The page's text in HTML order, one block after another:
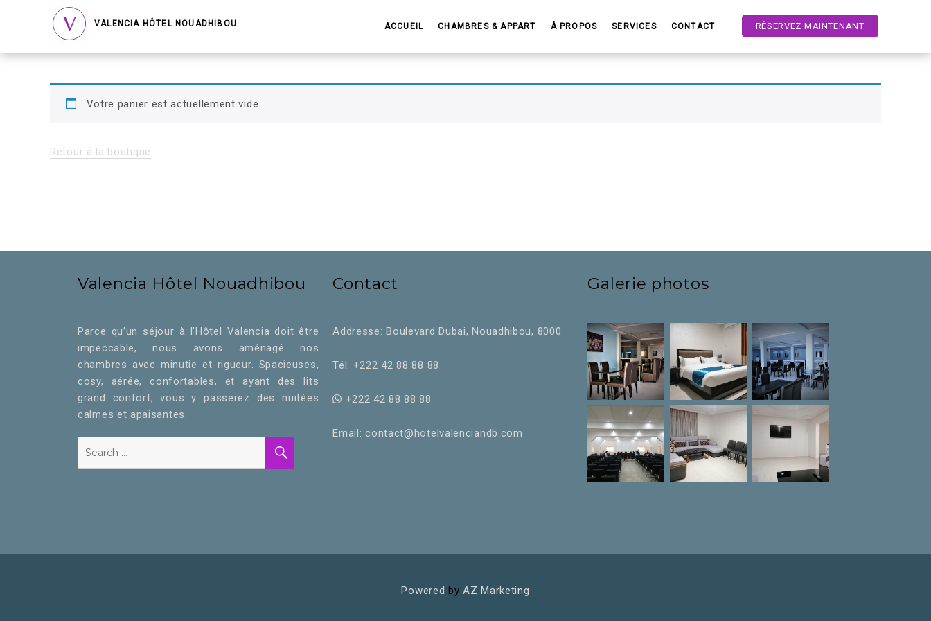
VALENCIA HÔTEL NOUADHIBOU ACCUEIL CHAMBRES & APPART À PROPOS SERVICES CONTACT RÉSERVEZ MAINTENANT
Votre panier est actuellement vide.
Retour à la boutique
Valencia Hôtel Nouadhibou
Parce qu’un séjour à l’Hôtel Valencia doit être
impeccable, nous avons aménagé nos
chambres avec minutie et rigueur. Spacieuses,
cosy, aérée, confortables, et ayant des lits
grand confort, vous y passerez des nuitées
calmes et apaisantes.
Contact
Addresse: Boulevard Dubai, Nouadhibou, 8000
Tél: +222 42 88 88 88
+222 42 88 88 88
Email: contact@hotelvalenciandb.com
Galerie photos
Powered byAZ Marketing